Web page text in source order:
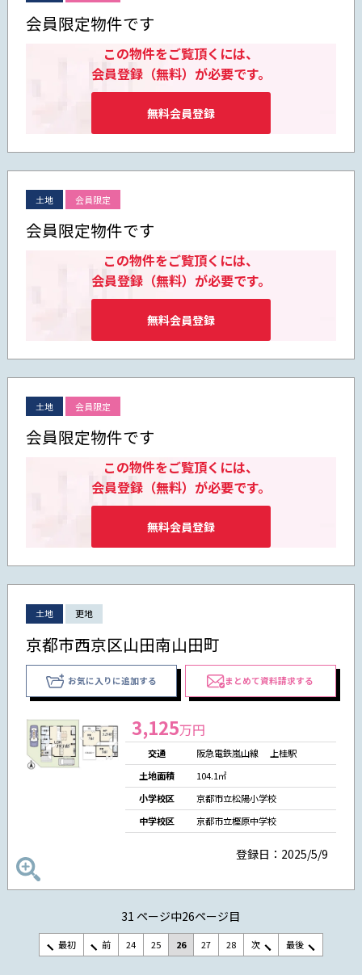
会員限定物件です
この物件をご覧頂くには、
会員登録（無料）が必要です。
無料会員登録
土地 会員限定
会員限定物件です
この物件をご覧頂くには、
会員登録（無料）が必要です。
無料会員登録
土地 会員限定
会員限定物件です
この物件をご覧頂くには、
会員登録（無料）が必要です。
無料会員登録
土地 更地
京都市西京区山田南山田町
お気に入りに追加する まとめて資料請求する
3,125万円
交通
阪急電鉄嵐山線 上桂駅
土地面積
104.1㎡
小学校区
京都市立松陽小学校
中学校区
京都市立樫原中学校
登録日：2025/5/9
31 ページ中26ページ目
最初 前 24 25 26 27 28 次 最後